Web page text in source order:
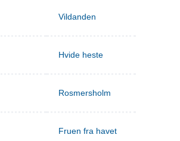
Vildanden
Hvide heste
Rosmersholm
Fruen fra havet